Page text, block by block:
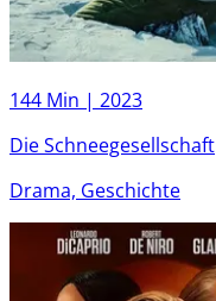
144 Min | 2023
Die Schneegesellschaft
Drama, Geschichte